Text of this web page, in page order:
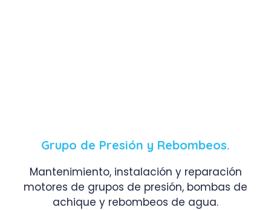
Grupo de Presión y Rebombeos.
Mantenimiento, instalación y reparación
motores de grupos de presión, bombas de
achique y rebombeos de agua.